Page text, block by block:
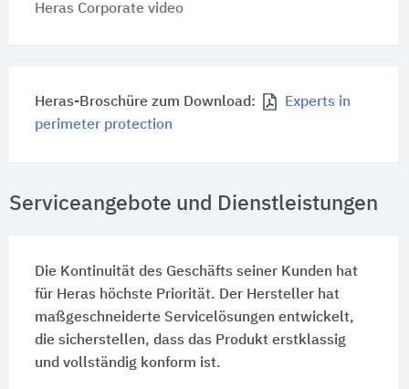
Heras Corporate video
Heras-Broschüre zum Download:
Experts in
perimeter protection
Serviceangebote und Dienstleistungen
Die Kontinuität des Geschäfts seiner Kunden hat
für Heras höchste Priorität. Der Hersteller hat
maßgeschneiderte Servicelösungen entwickelt,
die sicherstellen, dass das Produkt erstklassig
und vollständig konform ist.